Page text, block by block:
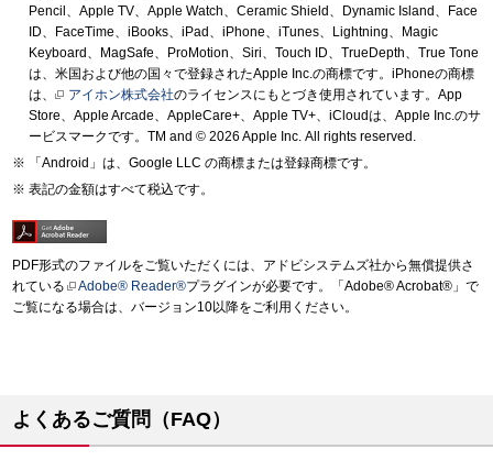
Pencil、Apple TV、Apple Watch、Ceramic Shield、Dynamic Island、Face
ID、FaceTime、iBooks、iPad、iPhone、iTunes、Lightning、Magic
Keyboard、MagSafe、ProMotion、Siri、Touch ID、TrueDepth、True Tone
は、米国および他の国々で登録されたApple Inc.の商標です。iPhoneの商標
は、
アイホン株式会社のライセンスにもとづき使用されています。App
Store、Apple Arcade、AppleCare+、Apple TV+、iCloudは、Apple Inc.のサ
ービスマークです。TM and © 2026 Apple Inc. All rights reserved.
「Android」は、Google LLC の商標または登録商標です。
表記の金額はすべて税込です。
PDF形式のファイルをご覧いただくには、アドビシステムズ社から無償提供さ
れている
Adobe® Reader®プラグインが必要です。「Adobe® Acrobat®」で
ご覧になる場合は、バージョン10以降をご利用ください。
よくあるご質問（FAQ）